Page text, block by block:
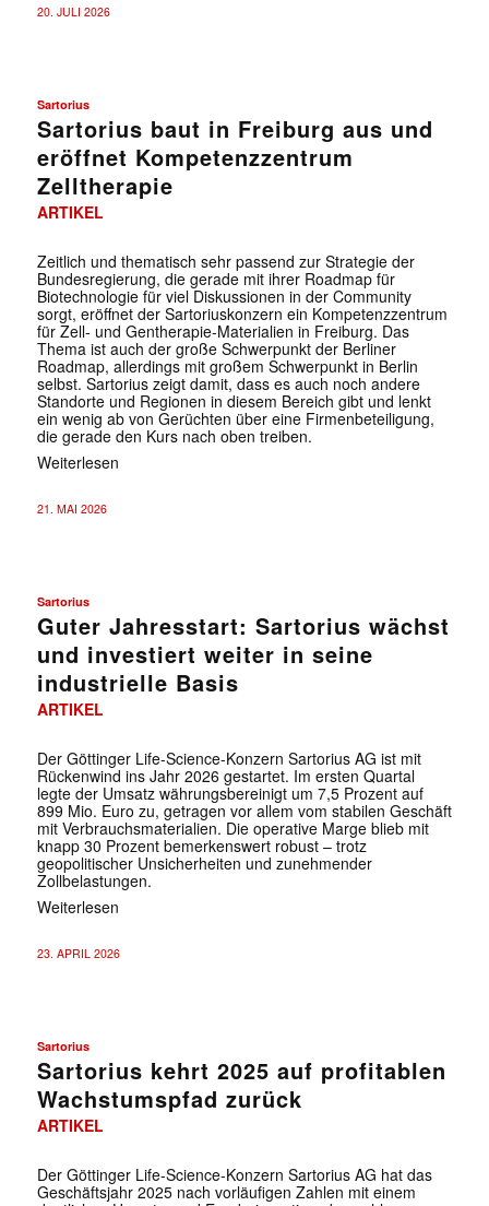
20. JULI 2026
Sartorius
Sartorius baut in Freiburg aus und
eröffnet Kompetenzzentrum
Zelltherapie
ARTIKEL
Zeitlich und thematisch sehr passend zur Strategie der
Bundesregierung, die gerade mit ihrer Roadmap für
Biotechnologie für viel Diskussionen in der Community
sorgt, eröffnet der Sartoriuskonzern ein Kompetenzzentrum
für Zell- und Gentherapie-Materialien in Freiburg. Das
Thema ist auch der große Schwerpunkt der Berliner
Roadmap, allerdings mit großem Schwerpunkt in Berlin
selbst. Sartorius zeigt damit, dass es auch noch andere
Standorte und Regionen in diesem Bereich gibt und lenkt
ein wenig ab von Gerüchten über eine Firmenbeteiligung,
die gerade den Kurs nach oben treiben.
Weiterlesen
21. MAI 2026
Sartorius
Guter Jahresstart: Sartorius wächst
und investiert weiter in seine
industrielle Basis
ARTIKEL
Der Göttinger Life-Science-Konzern Sartorius AG ist mit
Rückenwind ins Jahr 2026 gestartet. Im ersten Quartal
legte der Umsatz währungsbereinigt um 7,5 Prozent auf
899 Mio. Euro zu, getragen vor allem vom stabilen Geschäft
mit Verbrauchsmaterialien. Die operative Marge blieb mit
knapp 30 Prozent bemerkenswert robust – trotz
geopolitischer Unsicherheiten und zunehmender
Zollbelastungen.
Weiterlesen
23. APRIL 2026
Sartorius
Sartorius kehrt 2025 auf profitablen
Wachstumspfad zurück
ARTIKEL
Der Göttinger Life-Science-Konzern Sartorius AG hat das
Geschäftsjahr 2025 nach vorläufigen Zahlen mit einem